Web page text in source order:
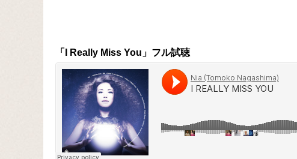
「I Really Miss You」フル試聴